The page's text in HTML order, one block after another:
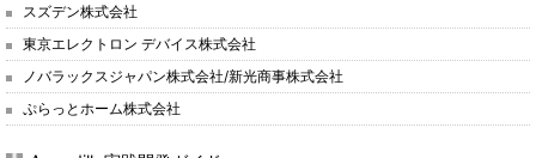
スズデン株式会社
東京エレクトロン デバイス株式会社
ノバラックスジャパン株式会社/新光商事株式会社
ぷらっとホーム株式会社